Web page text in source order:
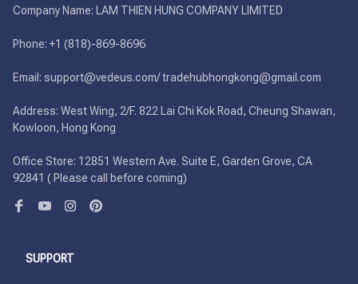
Company Name: LAM THIEN HUNG COMPANY LIMITED
Phone: +1 (818)-869-8696
Email: support@vedeus.com/ tradehubhongkong@gmail.com
Address: West Wing, 2/F. 822 Lai Chi Kok Road, Cheung Shawan,
Kowloon, Hong Kong
Office Store: 12851 Western Ave. Suite E, Garden Grove, CA
92841 ( Please call before coming)
SUPPORT